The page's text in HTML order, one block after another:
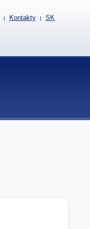
| Kontakty | SK